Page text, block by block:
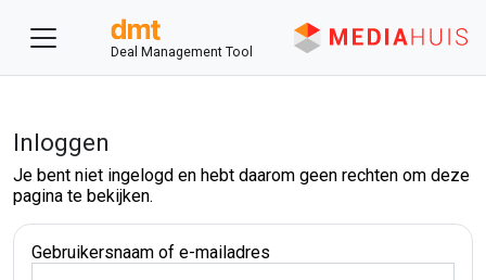
Deal Management Tool
Inloggen
Je bent niet ingelogd en hebt daarom geen rechten om deze
pagina te bekijken.
Gebruikersnaam of e-mailadres